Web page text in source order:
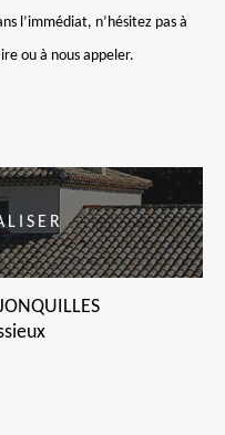
l’immédiat, n’hésitez pas à
ou à nous appeler.